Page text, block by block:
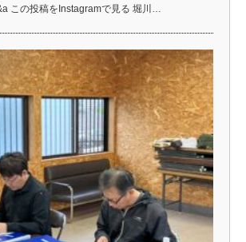
この投稿をInstagramで見る 堀川…